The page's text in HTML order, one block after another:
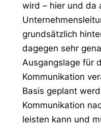
wird – hier und da
grundsätzlich
dagegen sehr
Ausgangslage für
Kommunikation
Basis geplant
Kommunikation
leisten kann und